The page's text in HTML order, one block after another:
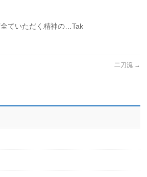
ていただく精神の…Tak
二刀流 →